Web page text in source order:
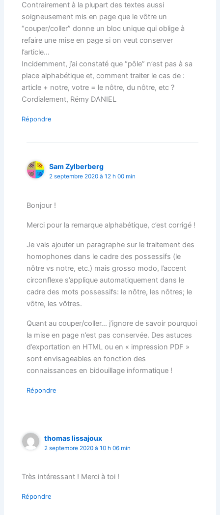
Contrairement à la plupart des textes aussi
soigneusement mis en page que le vôtre un
“couper/coller” donne un bloc unique qui oblige à
refaire une mise en page si on veut conserver
l’article…
Incidemment, j’ai constaté que “pôle” n’est pas à sa
place alphabétique et, comment traiter le cas de :
article + notre, votre = le nôtre, du nôtre, etc ?
Cordialement, Rémy DANIEL
Répondre
Sam Zylberberg
2 septembre 2020 à 12 h 00 min
Bonjour !
Merci pour la remarque alphabétique, c’est corrigé !
Je vais ajouter un paragraphe sur le traitement des
homophones dans le cadre des possessifs (le
nôtre vs notre, etc.) mais grosso modo, l’accent
circonflexe s’applique automatiquement dans le
cadre des mots possessifs: le nôtre, les nôtres; le
vôtre, les vôtres.
Quant au couper/coller… j’ignore de savoir pourquoi
la mise en page n’est pas conservée. Des astuces
d’exportation en HTML ou en « impression PDF »
sont envisageables en fonction des
connaissances en bidouillage informatique !
Répondre
thomas lissajoux
2 septembre 2020 à 10 h 06 min
Très intéressant ! Merci à toi !
Répondre